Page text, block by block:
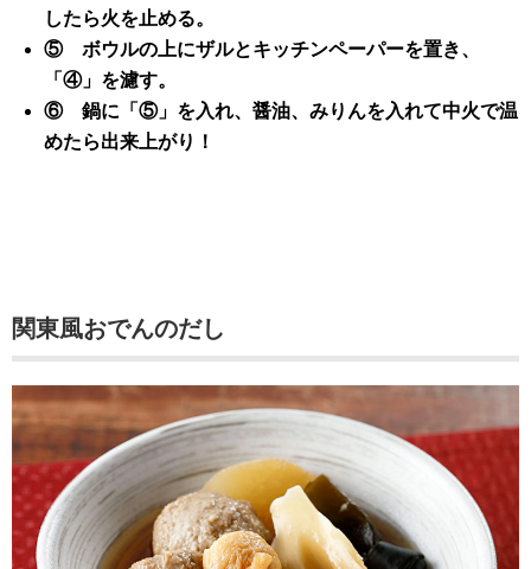
したら火を止める。
⑤ ボウルの上にザルとキッチンペーパーを置き、
「④」を濾す。
⑥ 鍋に「⑤」を入れ、醤油、みりんを入れて中火で温
めたら出来上がり！
関東風おでんのだし